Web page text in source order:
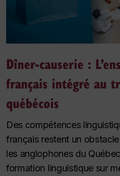
Dîner-causerie :
français intégré au
québécois
Des compétences
français restent un
les anglophones du
formation linguistique sur